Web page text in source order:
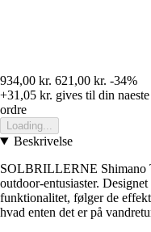
934,00 kr. 621,00 kr. -34%
+31,05 kr. gives til din
ordre
Loading...
Beskrivelse
SOLBRILLERNE Shimano
outdoor-entusiaster.
funktionalitet, følger de
hvad enten det er på